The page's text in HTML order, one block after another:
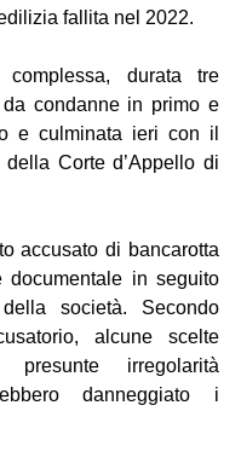
fallita nel 2022.
durata tre
condanne in primo e
e culminata ieri con il
Corte d’Appello di
accusato di bancarotta
documentale in seguito
società. Secondo
alcune scelte
irregolarità
danneggiato i